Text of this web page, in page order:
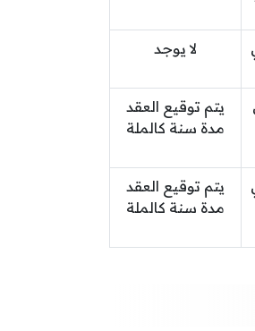
لا يوجد
يتم توقيع العقد
مدة سنة كالملة
يتم توقيع العقد
مدة سنة كالملة